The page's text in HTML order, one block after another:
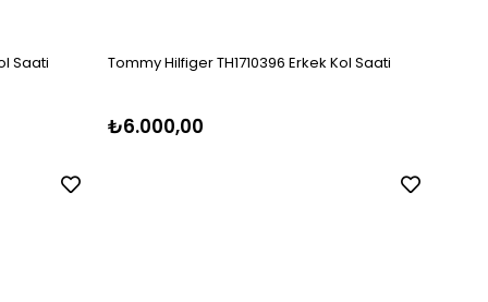
Saati Tommy Hilfiger TH1710396 Erkek Kol Saati
₺6.000,00